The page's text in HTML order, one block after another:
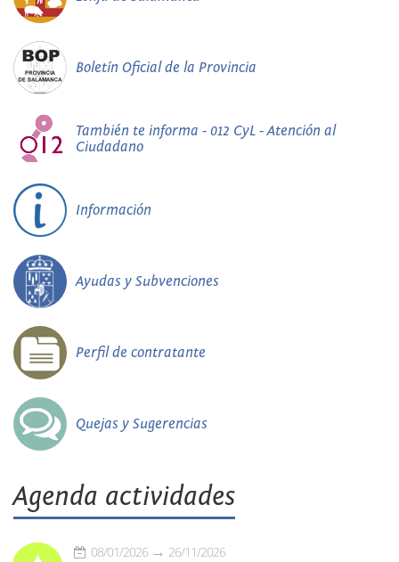
Boletín Oficial de la Provincia
También te informa - 012 CyL - Atención al
Ciudadano
Información
Ayudas y Subvenciones
Perfil de contratante
Quejas y Sugerencias
Agenda actividades
08/01/2026 26/11/2026